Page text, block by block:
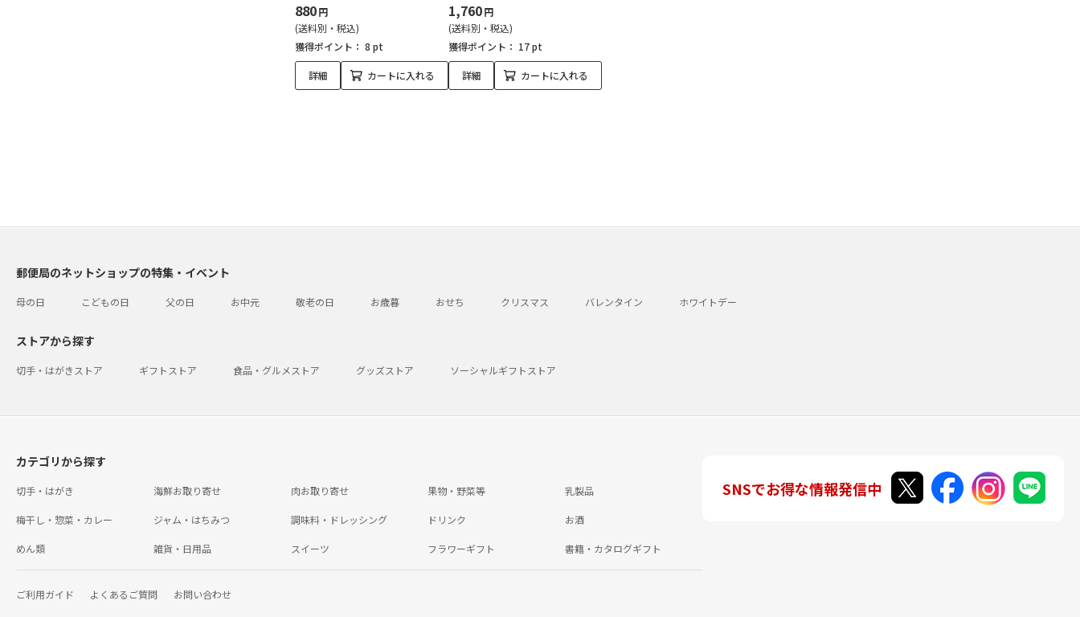
880円
(送料別・税込)
獲得ポイント： 8 pt
詳細 カートに入れる
1,760円
(送料別・税込)
獲得ポイント： 17 pt
詳細 カートに入れる
郵便局のネットショップの特集・イベント
母の日 こどもの日 父の日 お中元 敬老の日 お歳暮 おせち クリスマス バレンタイン ホワイトデー
ストアから探す
切手・はがきストア ギフトストア 食品・グルメストア グッズストア ソーシャルギフトストア
カテゴリから探す
切手・はがき 海鮮お取り寄せ 肉お取り寄せ 果物・野菜等 乳製品
梅干し・惣菜・カレー ジャム・はちみつ 調味料・ドレッシング ドリンク お酒
めん類 雑貨・日用品 スイーツ フラワーギフト 書籍・カタログギフト
ご利用ガイド よくあるご質問 お問い合わせ
SNSでお得な情報発信中